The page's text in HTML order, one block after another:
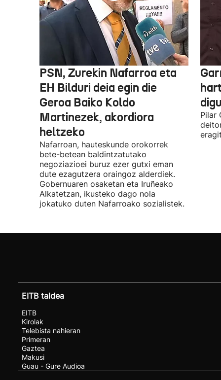
PSN, Zurekin Nafarroa eta
EH Bilduri deia egin die
Geroa Baiko Koldo
Martinezek, akordiora
heltzeko
Nafarroan, hauteskunde orokorrek
bete-betean baldintzatutako
negoziazioei buruz ezer gutxi eman
dute ezagutzera oraingoz alderdiek.
Gobernuaren osaketan eta Iruñeako
Alkatetzan, ikusteko dago nola
jokatuko duten Nafarroako sozialistek.
Pilar
EITB taldea
EITB
Kirolak
Telebista nahieran
Primeran
Gaztea
Makusi
Guau - Gure Audioa